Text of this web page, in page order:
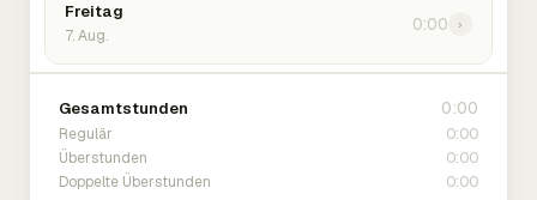
Freitag
7. Aug.
0:00 ›
Gesamtstunden 0:00
Regulär 0:00
Überstunden 0:00
Doppelte Überstunden 0:00